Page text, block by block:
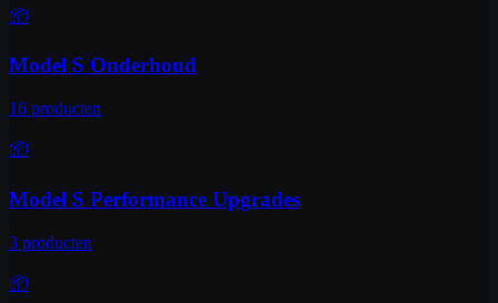
📦
Model S Onderhoud
16 producten
📦
Model S Performance Upgrades
3 producten
📦